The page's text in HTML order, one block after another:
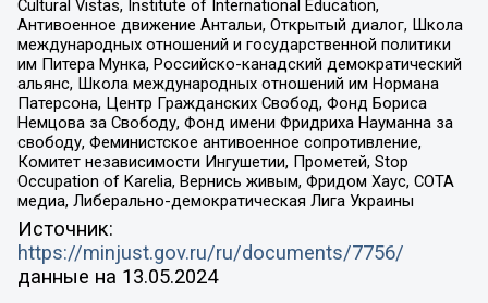
Cultural Vistas, Institute of International Education,
Антивоенное движение Антальи, Открытый диалог, Школа
международных отношений и государственной политики
им Питера Мунка, Российско-канадский демократический
альянс, Школа международных отношений им Нормана
Патерсона, Центр Гражданских Свобод, Фонд Бориса
Немцова за Свободу, Фонд имени Фридриха Науманна за
свободу, Феминистское антивоенное сопротивление,
Комитет независимости Ингушетии, Прометей, Stop
Occupation of Karelia, Вернись живым, Фридом Хаус, СОТА
медиа, Либерально-демократическая Лига Украины
Источник:
https://minjust.gov.ru/ru/documents/7756/
данные на 13.05.2024